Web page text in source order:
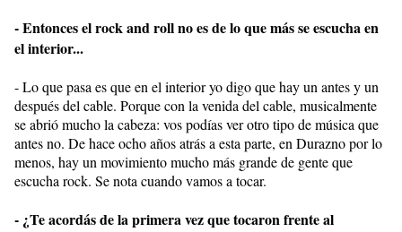
- Entonces el rock and roll no es de lo que más se escucha en
el interior...
- Lo que pasa es que en el interior yo digo que hay un antes y un
después del cable. Porque con la venida del cable, musicalmente
se abrió mucho la cabeza: vos podías ver otro tipo de música que
antes no. De hace ocho años atrás a esta parte, en Durazno por lo
menos, hay un movimiento mucho más grande de gente que
escucha rock. Se nota cuando vamos a tocar.
- ¿Te acordás de la primera vez que tocaron frente al